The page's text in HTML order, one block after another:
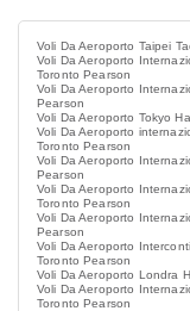
Voli Da Aeroporto Taipei
Voli Da Aeroporto
Toronto Pearson
Voli Da Aeroporto
Pearson
Voli Da Aeroporto Tokyo
Voli Da Aeroporto
Toronto Pearson
Voli Da Aeroporto
Pearson
Voli Da Aeroporto
Toronto Pearson
Voli Da Aeroporto
Pearson
Voli Da Aeroporto
Toronto Pearson
Voli Da Aeroporto Londra
Voli Da Aeroporto
Toronto Pearson